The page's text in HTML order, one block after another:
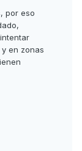
por eso
en zonas